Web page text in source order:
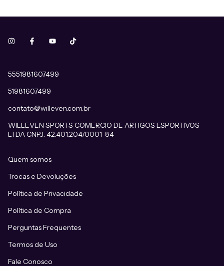
5551981607499
51981607499
contato@willeven.com.br
WILLEVEN SPORTS COMERCIO DE ARTIGOS ESPORTIVOS
LTDA CNPJ: 42.401.204/0001-84
Quem somos
Trocas e Devoluções
Política de Privacidade
Política de Compra
Perguntas Frequentes
Termos de Uso
Fale Conosco